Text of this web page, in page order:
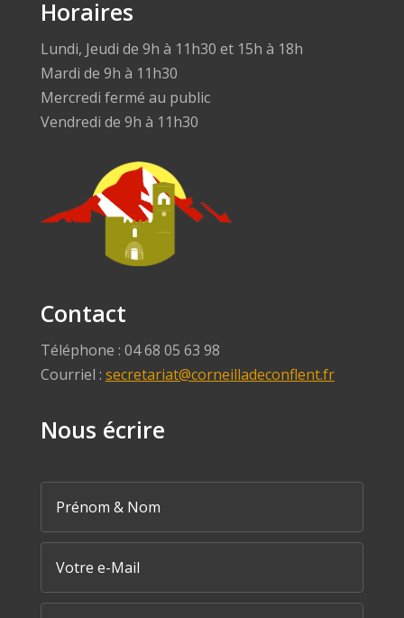
Horaires
Lundi, Jeudi de 9h à 11h30 et 15h à 18h
Mardi de 9h à 11h30
Mercredi fermé au public
Vendredi de 9h à 11h30
Contact
Téléphone : 04 68 05 63 98
Courriel : secretariat@corneilladeconflent.fr
Nous écrire